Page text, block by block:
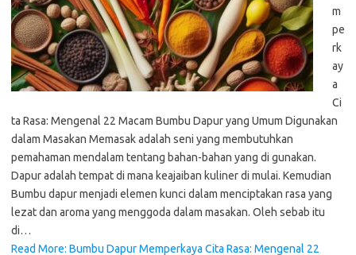
m
pe
rk
ay
a
Ci
ta Rasa: Mengenal 22 Macam Bumbu Dapur yang Umum Digunakan
dalam Masakan Memasak adalah seni yang membutuhkan
pemahaman mendalam tentang bahan-bahan yang di gunakan.
Dapur adalah tempat di mana keajaiban kuliner di mulai. Kemudian
Bumbu dapur menjadi elemen kunci dalam menciptakan rasa yang
lezat dan aroma yang menggoda dalam masakan. Oleh sebab itu
di…
Read More: Bumbu Dapur Memperkaya Cita Rasa: Mengenal 22